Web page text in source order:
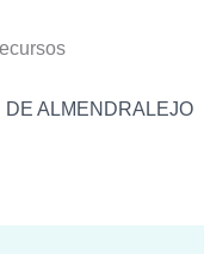
ALMENDRALEJO